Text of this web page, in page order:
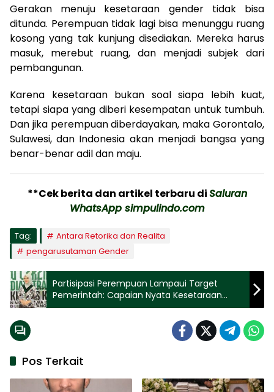
Gerakan menuju kesetaraan gender tidak bisa
ditunda. Perempuan tidak lagi bisa menunggu ruang
kosong yang tak kunjung disediakan. Mereka harus
masuk, merebut ruang, dan menjadi subjek dari
pembangunan.
Karena kesetaraan bukan soal siapa lebih kuat,
tetapi siapa yang diberi kesempatan untuk tumbuh.
Dan jika perempuan diberdayakan, maka Gorontalo,
Sulawesi, dan Indonesia akan menjadi bangsa yang
benar-benar adil dan maju.
**Cek berita dan artikel terbaru diSaluran
WhatsApp simpulindo.com
Tag:
Antara Retorika dan Realita
pengarusutaman Gender
Partisipasi Perempuan Lampaui Target
Pemerintah: Capaian Nyata Kesetaraan
Gender
Pos Terkait